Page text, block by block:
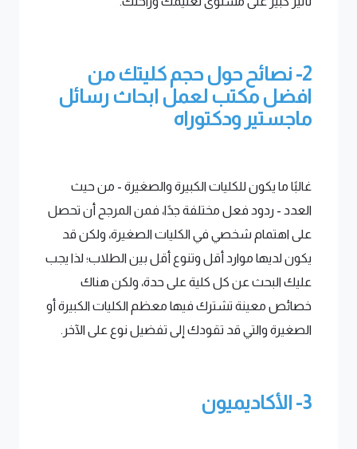
2- نصائح حول حجم كليتك من
افضل مكتب لعمل ابحاث رسائل
ماجستير ودكتوراه
غالبًا ما يكون للكليات الكبيرة والصغيرة - من حيث
العدد - ردود فعل مختلفة جدًا، فمن المرجح أن تحصل
على اهتمام شخصي في الكليات الصغيرة، ولكن قد
يكون لديها موارد أقل وتنوع أقل بين الطلاب؛ لذا يجب
عليك البحث عن كل كلية على حدة، ولكن هناك
خصائص معينة تشترك فيها معظم الكليات الكبيرة أو
الصغيرة والتي قد تقودك إلى تفضيل نوع على الآخر.
3- الأكاديميون